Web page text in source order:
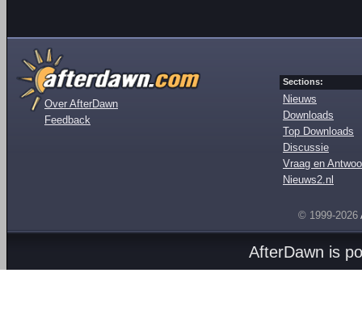
Over AfterDawn
Feedback
Sections:
Nieuws
Downloads
Top Downloads
Discussie
Vraag en
Nieuws2.nl
© 1999-2026
AfterDawn is